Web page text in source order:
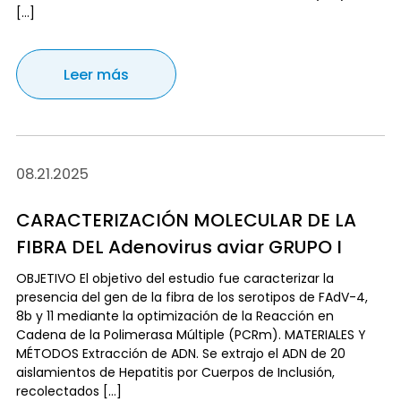
[…]
Leer más
08.21.2025
CARACTERIZACIÓN MOLECULAR DE LA
FIBRA DEL Adenovirus aviar GRUPO I
OBJETIVO El objetivo del estudio fue caracterizar la
presencia del gen de la fibra de los serotipos de FAdV-4,
8b y 11 mediante la optimización de la Reacción en
Cadena de la Polimerasa Múltiple (PCRm). MATERIALES Y
MÉTODOS Extracción de ADN. Se extrajo el ADN de 20
aislamientos de Hepatitis por Cuerpos de Inclusión,
recolectados […]